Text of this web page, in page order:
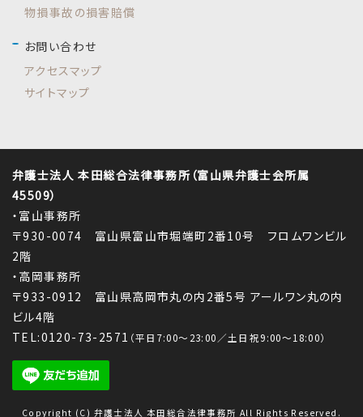
物損事故の損害賠償
お問い合わせ
アクセスマップ
サイトマップ
弁護士法人 本田総合法律事務所（富山県弁護士会所属
45509）
・富山事務所
〒930-0074 富山県富山市堀端町2番10号 フロムワンビル
2階
・高岡事務所
〒933-0912 富山県高岡市丸の内2番5号 アールワン丸の内
ビル4階
TEL:0120-73-2571 （平日7:00～23:00／土日祝9:00～18:00）
Copyright (C) 弁護士法人 本田総合法律事務所 All Rights Reserved.